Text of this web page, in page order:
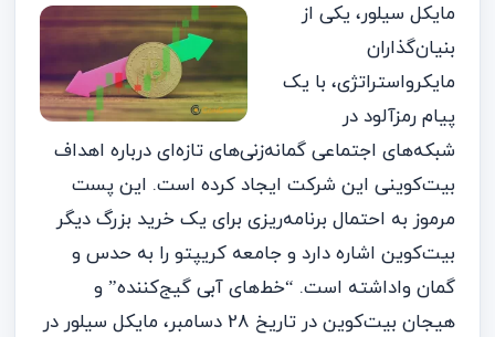
مایکل سیلور، یکی از
بنیان‌گذاران
مایکرواستراتژی، با یک
پیام رمزآلود در
شبکه‌های اجتماعی گمانه‌زنی‌های تازه‌ای درباره اهداف
بیت‌کوینی این شرکت ایجاد کرده است. این پست
مرموز به احتمال برنامه‌ریزی برای یک خرید بزرگ دیگر
بیت‌کوین اشاره دارد و جامعه کریپتو را به حدس و
گمان واداشته است. “خط‌های آبی گیج‌کننده” و
هیجان بیت‌کوین در تاریخ 28 دسامبر، مایکل سیلور در